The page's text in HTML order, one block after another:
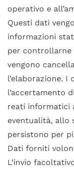
operativo e
Questi dati
informazioni
per
vengono
l’elaborazione.
l’accertamento
reati informatici
eventualità, allo
persistono per
Dati forniti
L’invio